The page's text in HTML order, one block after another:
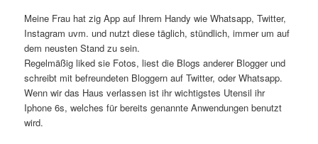
Meine Frau hat zig App auf Ihrem Handy wie Whatsapp, Twitter,
Instagram uvm. und nutzt diese täglich, stündlich, immer um auf
dem neusten Stand zu sein.
Regelmäßig liked sie Fotos, liest die Blogs anderer Blogger und
schreibt mit befreundeten Bloggern auf Twitter, oder Whatsapp.
Wenn wir das Haus verlassen ist ihr wichtigstes Utensil ihr
Iphone 6s, welches für bereits genannte Anwendungen benutzt
wird.